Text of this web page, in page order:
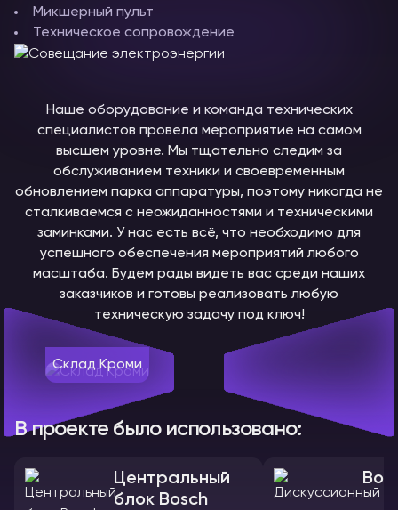
Микшерный пульт
Техническое сопровождение
Наше оборудование и команда технических
специалистов провела мероприятие на самом
высшем уровне. Мы тщательно следим за
обслуживанием техники и своевременным
обновлением парка аппаратуры, поэтому никогда не
сталкиваемся с неожиданностями и техническими
заминками. У нас есть всё, что необходимо для
успешного обеспечения мероприятий любого
масштаба. Будем рады видеть вас среди наших
заказчиков и готовы реализовать любую
техническую задачу под ключ!
Склад Кроми
В проекте было использовано:
Центральный
блок Bosch